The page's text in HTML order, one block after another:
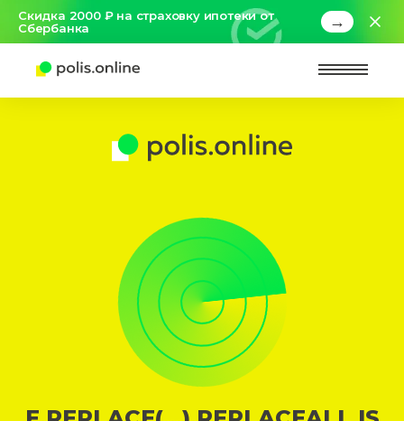
Скидка 2000 ₽ на страховку ипотеки от
Сбербанка
→